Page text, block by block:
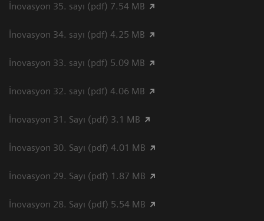
İnovasyon 35. sayı (pdf) 7.54 MB
İnovasyon 34. sayı (pdf) 4.25 MB
İnovasyon 33. sayı (pdf) 5.09 MB
İnovasyon 32. sayı (pdf) 4.06 MB
İnovasyon 31. Sayı (pdf) 3.1 MB
İnovasyon 30. Sayı (pdf) 4.01 MB
İnovasyon 29. Sayı (pdf) 1.87 MB
İnovasyon 28. Sayı (pdf) 5.54 MB